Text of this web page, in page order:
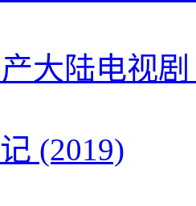
大陆电视
(2019)